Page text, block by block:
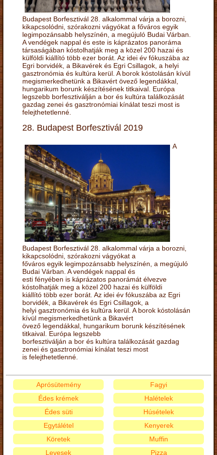
Budapest Borfesztivál 28. alkalommal várja a borozni,
kikapcsolódni, szórakozni vágyókat a főváros egyik
legimpozánsabb helyszínén, a megújuló Budai Várban.
A vendégek nappal és este is káprázatos panoráma
társaságában kóstolhatják meg a közel 200 hazai és
külföldi kiállító több ezer borát. Az idei év fókuszába az
Egri borvidék, a Bikavérek és Egri Csillagok, a helyi
gasztronómia és kultúra kerül. A borok kóstolásán kívül
megismerkedhetünk a Bikavért övező legendákkal,
hungarikum borunk készítésének titkaival. Európa
legszebb borfesztiválján a bor és kultúra találkozását
gazdag zenei és gasztronómiai kínálat teszi most is
felejthetetlenné.
28. Budapest Borfesztivál 2019
A
Budapest Borfesztivál 28. alkalommal várja a borozni,
kikapcsolódni, szórakozni vágyókat a
főváros egyik legimpozánsabb helyszínén, a megújuló
Budai Várban. A vendégek nappal és
esti fényében is káprázatos panorámát élvezve
kóstolhatják meg a közel 200 hazai és külföldi
kiállító több ezer borát. Az idei év fókuszába az Egri
borvidék, a Bikavérek és Egri Csillagok, a
helyi gasztronómia és kultúra kerül. A borok kóstolásán
kívül megismerkedhetünk a Bikavért
övező legendákkal, hungarikum borunk készítésének
titkaival. Európa legszebb
borfesztiválján a bor és kultúra találkozását gazdag
zenei és gasztronómiai kínálat teszi most
is felejthetetlenné.
Aprósütemény
Édes krémek
Édes süti
Egytálétel
Fagyi
Halételek
Húsételek
Kenyerek
Köretek
Levesek
Muffin
Pizza